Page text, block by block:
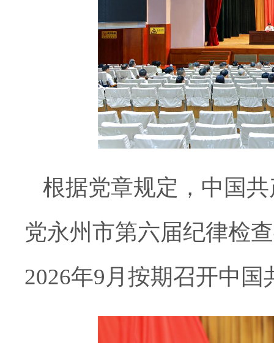
根据党章规定，中国
党永州市第六届纪律检
2026年9月按期召开中